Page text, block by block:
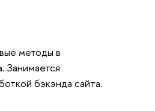
методы в
Занимается
бэкэнда сайта.